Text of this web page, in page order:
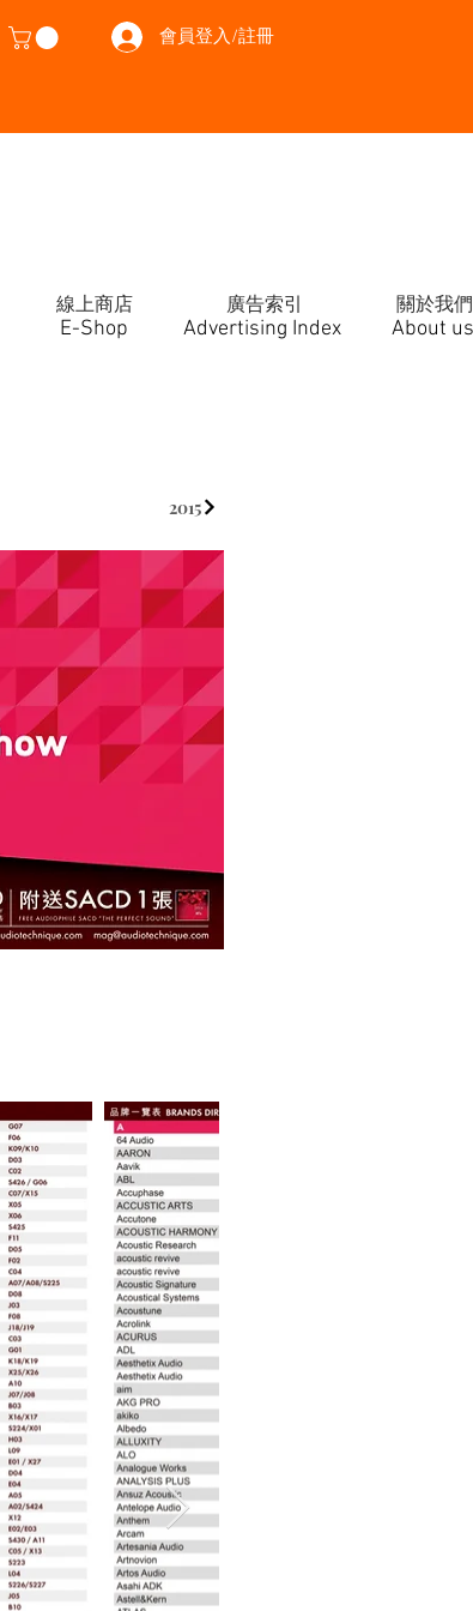
會員登入/註冊
線上商店 廣告索引 關於我們
E-Shop About us
Advertising Index
2015